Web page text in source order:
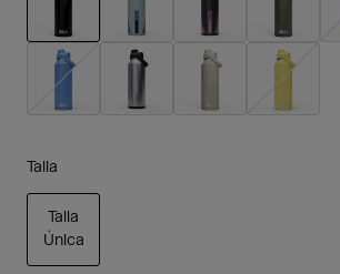
seleccionado
Talla
Talla
Única